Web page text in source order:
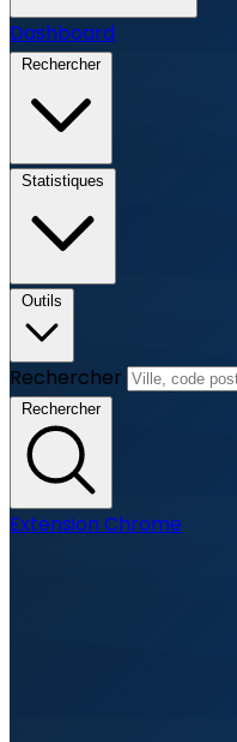
Dashboard
Rechercher
Statistiques
Outils
Rechercher
Rechercher
Extension Chrome